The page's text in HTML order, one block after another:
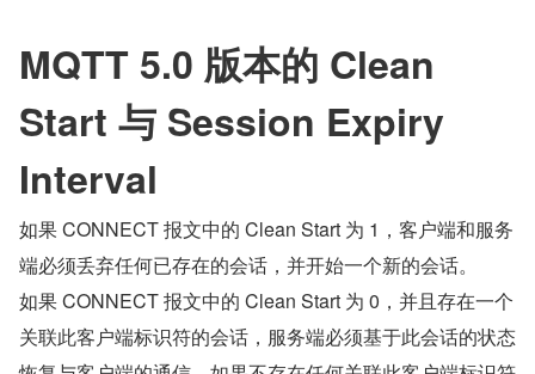
MQTT 5.0 版本的 Clean
Start 与 Session Expiry
Interval
如果 CONNECT 报文中的 Clean Start 为 1，客户端和服务
端必须丢弃任何已存在的会话，并开始一个新的会话。
如果 CONNECT 报文中的 Clean Start 为 0，并且存在一个
关联此客户端标识符的会话，服务端必须基于此会话的状态